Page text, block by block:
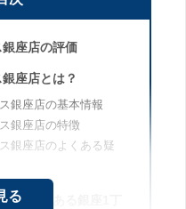
座店の評価
座店とは？
銀座店の基本情報
銀座店の特徴
銀座店のよくある疑
座店がある銀座1丁
る